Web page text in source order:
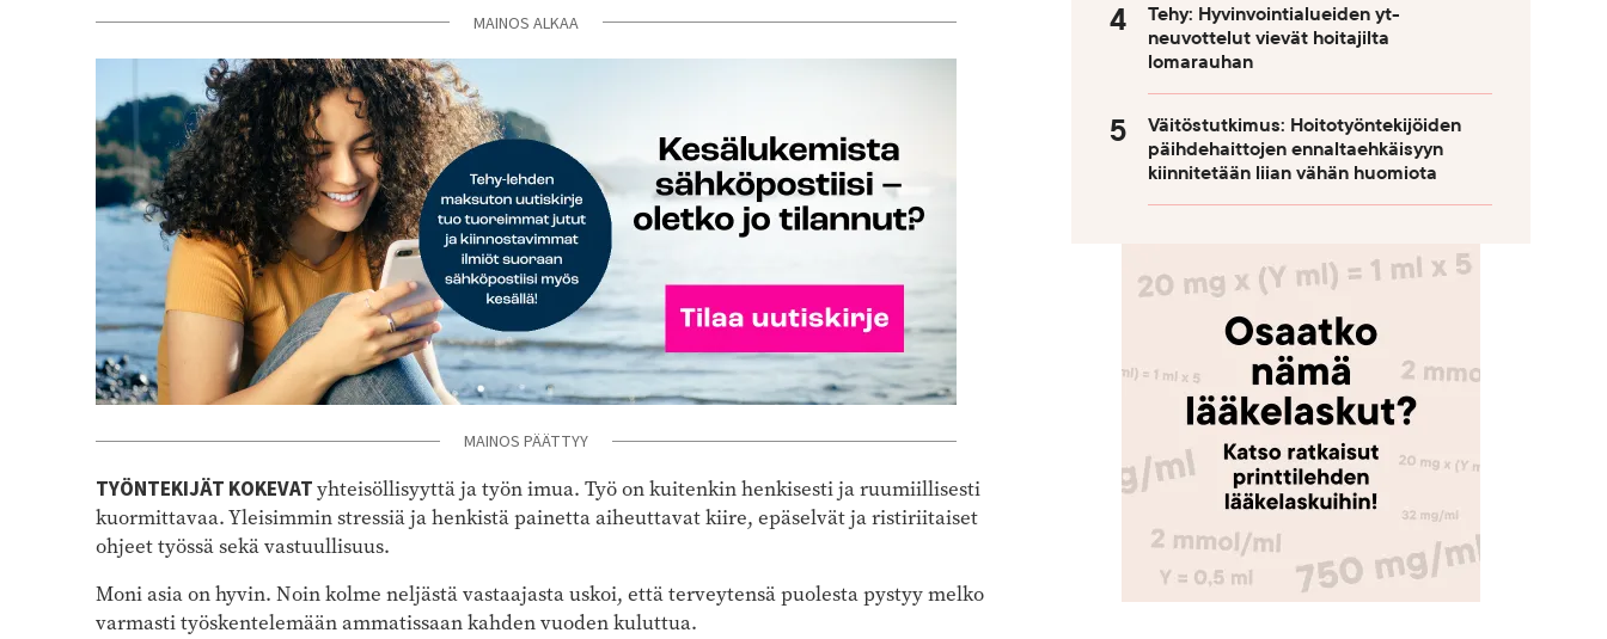
MAINOS ALKAA
MAINOS PÄÄTTYY
TYÖNTEKIJÄT KOKEVATyhteisöllisyyttä ja työn imua. Työ on kuitenkin henkisesti ja ruumiillisesti
kuormittavaa. Yleisimmin stressiä ja henkistä painetta aiheuttavat kiire, epäselvät ja ristiriitaiset
ohjeet työssä sekä vastuullisuus.
Moni asia on hyvin. Noin kolme neljästä vastaajasta uskoi, että terveytensä puolesta pystyy melko
varmasti työskentelemään ammatissaan kahden vuoden kuluttua.
Tehy: Hyvinvointialueiden yt-
neuvottelut vievät hoitajilta
lomarauhan
Väitöstutkimus: Hoitotyöntekijöiden
päihdehaittojen ennaltaehkäisyyn
kiinnitetään liian vähän huomiota